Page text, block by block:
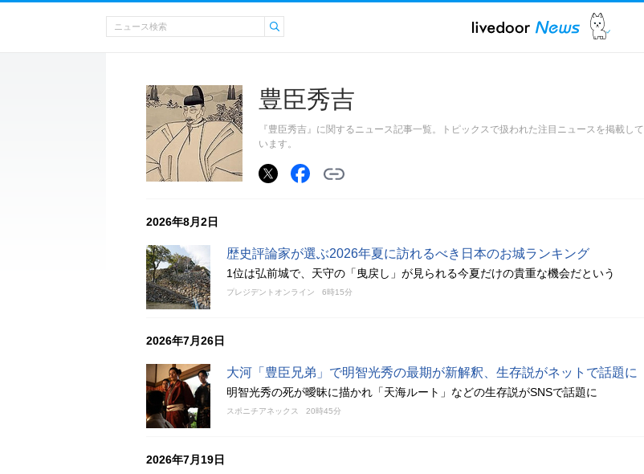
豊臣秀吉
『豊臣秀吉』に関するニュース記事一覧。トピックスで扱われた注目ニュースを掲載して
います。
2026年8月2日
歴史評論家が選ぶ2026年夏に訪れるべき日本のお城ランキング
1位は弘前城で、天守の「曳戻し」が見られる今夏だけの貴重な機会だという
プレジデントオンライン 6時15分
2026年7月26日
大河「豊臣兄弟」で明智光秀の最期が新解釈、生存説がネットで話題に
明智光秀の死が曖昧に描かれ「天海ルート」などの生存説がSNSで話題に
スポニチアネックス 20時45分
2026年7月19日